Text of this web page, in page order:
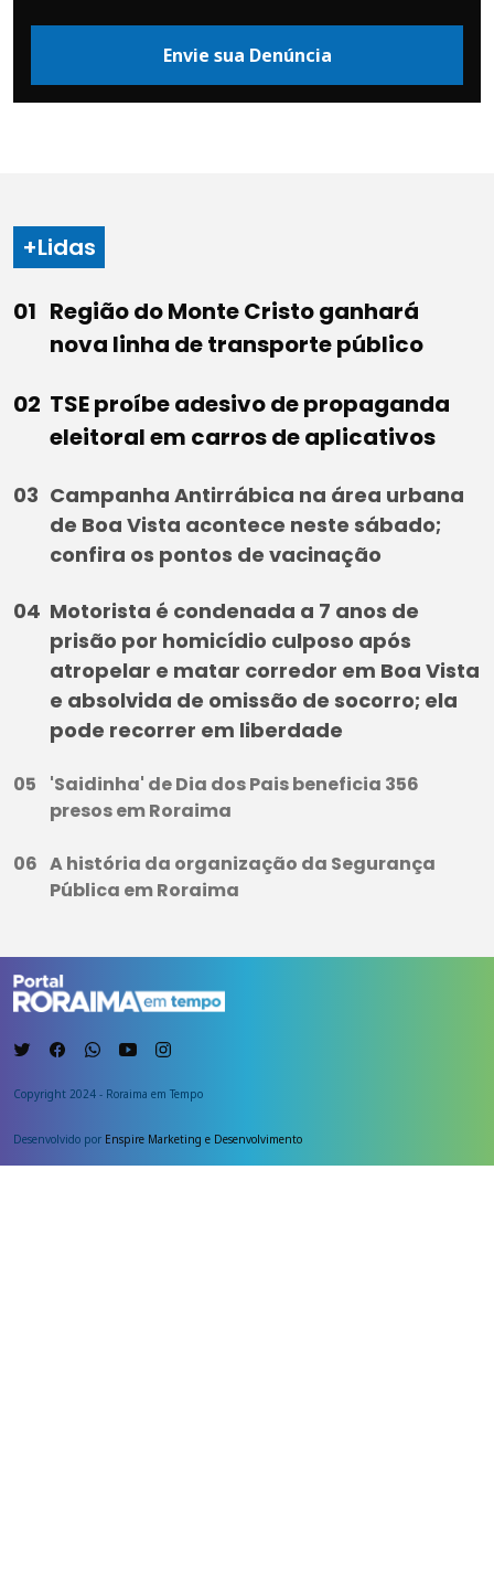
Envie sua Denúncia
+Lidas
Região do Monte Cristo ganhará
nova linha de transporte público
TSE proíbe adesivo de propaganda
eleitoral em carros de aplicativos
Campanha Antirrábica na área urbana
de Boa Vista acontece neste sábado;
confira os pontos de vacinação
Motorista é condenada a 7 anos de
prisão por homicídio culposo após
atropelar e matar corredor em Boa Vista
e absolvida de omissão de socorro; ela
pode recorrer em liberdade
'Saidinha' de Dia dos Pais beneficia 356
presos em Roraima
A história da organização da Segurança
Pública em Roraima
Copyright 2024 - Roraima em Tempo
Desenvolvido por Enspire Marketing e Desenvolvimento